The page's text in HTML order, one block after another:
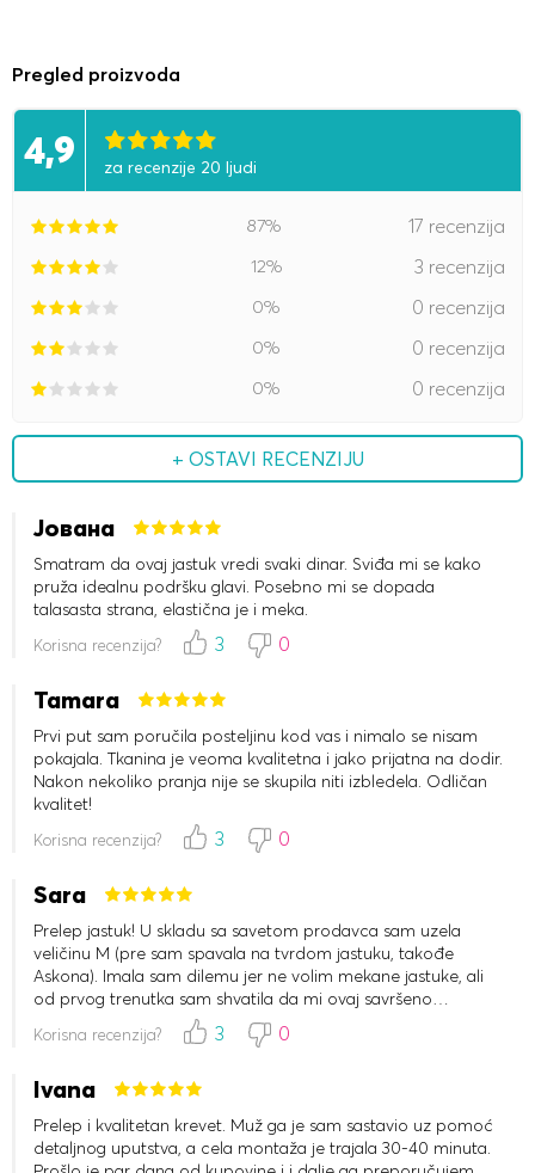
Pregled proizvoda
4,9 za recenzije 20 ljudi
87% 17 recenzija
12% 3 recenzija
0% 0 recenzija
0% 0 recenzija
0% 0 recenzija
+ OSTAVI RECENZIJU
Јована
Smatram da ovaj jastuk vredi svaki dinar. Sviđa mi se kako
pruža idealnu podršku glavi. Posebno mi se dopada
talasasta strana, elastična je i meka.
Korisna recenzija? 3 0
Tamara
Prvi put sam poručila posteljinu kod vas i nimalo se nisam
pokajala. Tkanina je veoma kvalitetna i jako prijatna na dodir.
Nakon nekoliko pranja nije se skupila niti izbledela. Odličan
kvalitet!
Korisna recenzija? 3 0
Sara
Prelep jastuk! U skladu sa savetom prodavca sam uzela
veličinu M (pre sam spavala na tvrdom jastuku, takođe
Askona). Imala sam dilemu jer ne volim mekane jastuke, ali
od prvog trenutka sam shvatila da mi ovaj savršeno
Korisna recenzija? 3 0
Ivana
Prelep i kvalitetan krevet. Muž ga je sam sastavio uz pomoć
detaljnog uputstva, a cela montaža je trajala 30-40 minuta.